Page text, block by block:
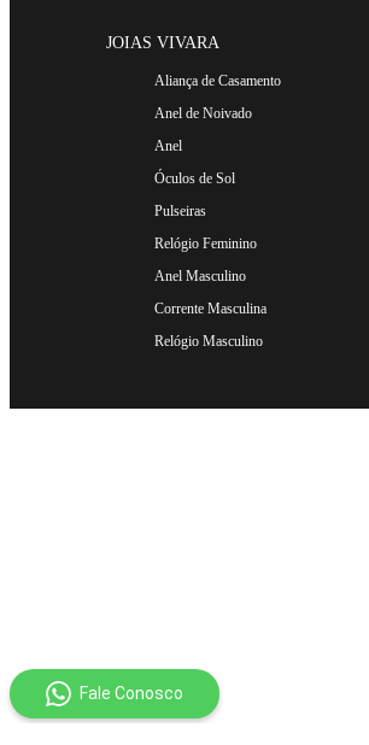
JOIAS VIVARA
Aliança de Casamento
Anel de Noivado
Anel
Óculos de Sol
Pulseiras
Relógio Feminino
Anel Masculino
Corrente Masculina
Relógio Masculino